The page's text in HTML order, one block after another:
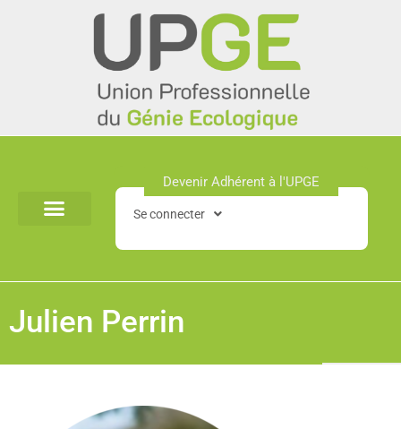
Devenir Adhérent à l'UPGE​
Se connecter
Julien Perrin